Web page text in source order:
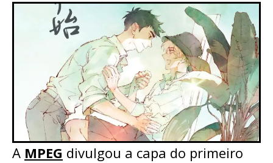
A MPEG divulgou a capa do primeiro